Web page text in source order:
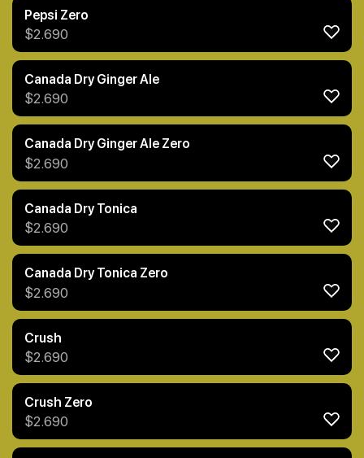
Pepsi Zero
$2.690
Canada Dry Ginger Ale
$2.690
Canada Dry Ginger Ale Zero
$2.690
Canada Dry Tonica
$2.690
Canada Dry Tonica Zero
$2.690
Crush
$2.690
Crush Zero
$2.690